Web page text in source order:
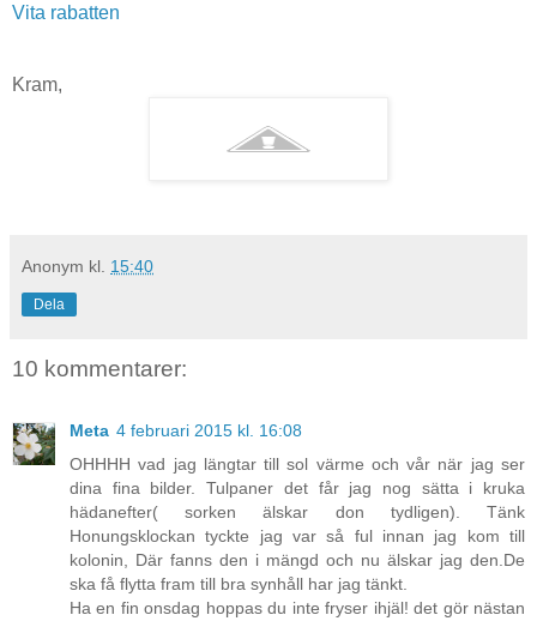
Vita rabatten
Kram,
Anonym kl. 15:40
Dela
10 kommentarer:
Meta 4 februari 2015 kl. 16:08
OHHHH vad jag längtar till sol värme och vår när jag ser
dina fina bilder. Tulpaner det får jag nog sätta i kruka
hädanefter( sorken älskar don tydligen). Tänk
Honungsklockan tyckte jag var så ful innan jag kom till
kolonin, Där fanns den i mängd och nu älskar jag den.De
ska få flytta fram till bra synhåll har jag tänkt.
Ha en fin onsdag hoppas du inte fryser ihjäl! det gör nästan